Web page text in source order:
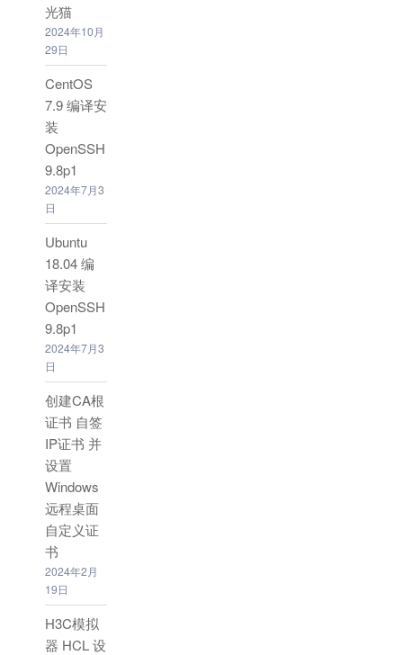
光猫
2024年10月
29日
CentOS
7.9 编译安
装
OpenSSH
9.8p1
2024年7月3
日
Ubuntu
18.04 编
译安装
OpenSSH
9.8p1
2024年7月3
日
创建CA根
证书 自签
IP证书 并
设置
Windows
远程桌面
自定义证
书
2024年2月
19日
H3C模拟
器 HCL 设